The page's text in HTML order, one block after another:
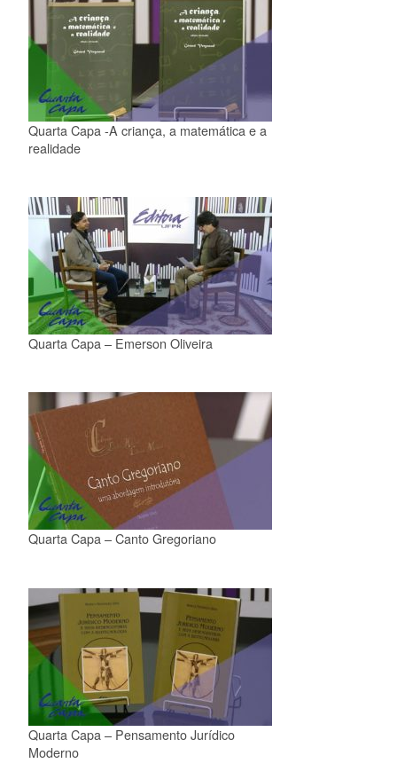
Quarta Capa -A criança, a matemática e a
realidade
Quarta Capa – Emerson Oliveira
Quarta Capa – Canto Gregoriano
Quarta Capa – Pensamento Jurídico
Moderno